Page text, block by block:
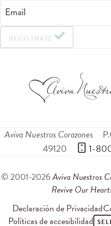
Email
REGÍSTRATE
Aviva Nuestros Corazones
49120
1-
© 2001-2026Aviva Nuestros
Revive Our
Declaración de Privacidad
Políticas de accesibilidad